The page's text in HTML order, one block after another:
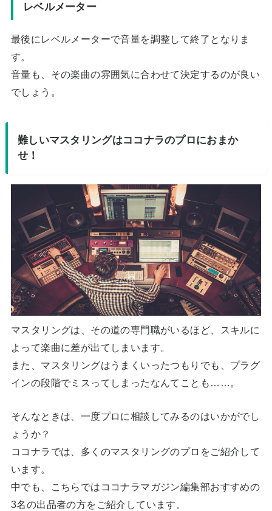
レベルメーター
最後にレベルメーターで音量を調整して終了となりま
す。
音量も、その楽曲の雰囲気に合わせて決定するのが良い
でしょう。
難しいマスタリングはココナラのプロにおまか
せ！
マスタリングは、その道の専門職がいるほど、スキルに
よって楽曲に差が出てしまいます。
また、マスタリングはうまくいったつもりでも、プラグ
インの段階でミスってしまったなんてことも……。
そんなときは、一度プロに相談してみるのはいかがでし
ょうか？
ココナラでは、多くのマスタリングのプロをご紹介して
います。
中でも、こちらではココナラマガジン編集部おすすめの
3名の出品者の方をご紹介しています。